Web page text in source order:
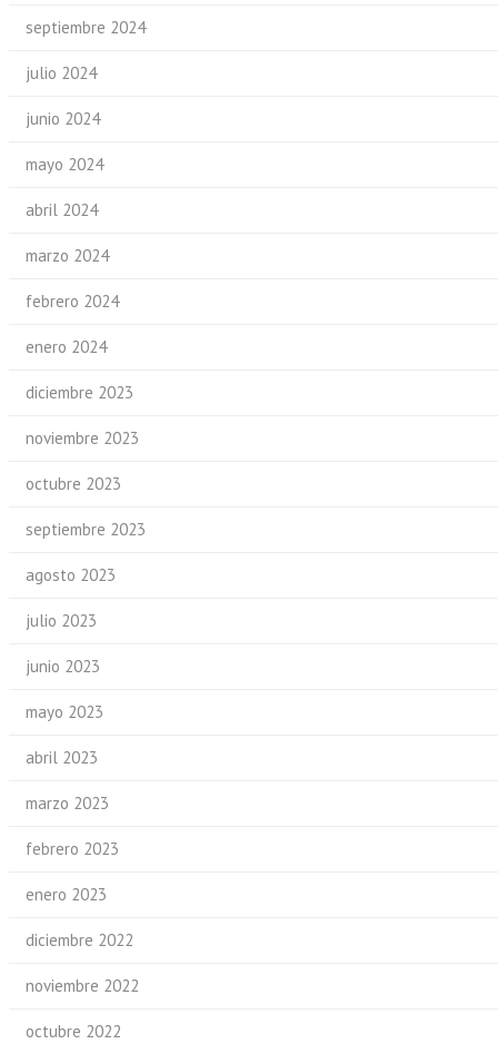
septiembre 2024
julio 2024
junio 2024
mayo 2024
abril 2024
marzo 2024
febrero 2024
enero 2024
diciembre 2023
noviembre 2023
octubre 2023
septiembre 2023
agosto 2023
julio 2023
junio 2023
mayo 2023
abril 2023
marzo 2023
febrero 2023
enero 2023
diciembre 2022
noviembre 2022
octubre 2022